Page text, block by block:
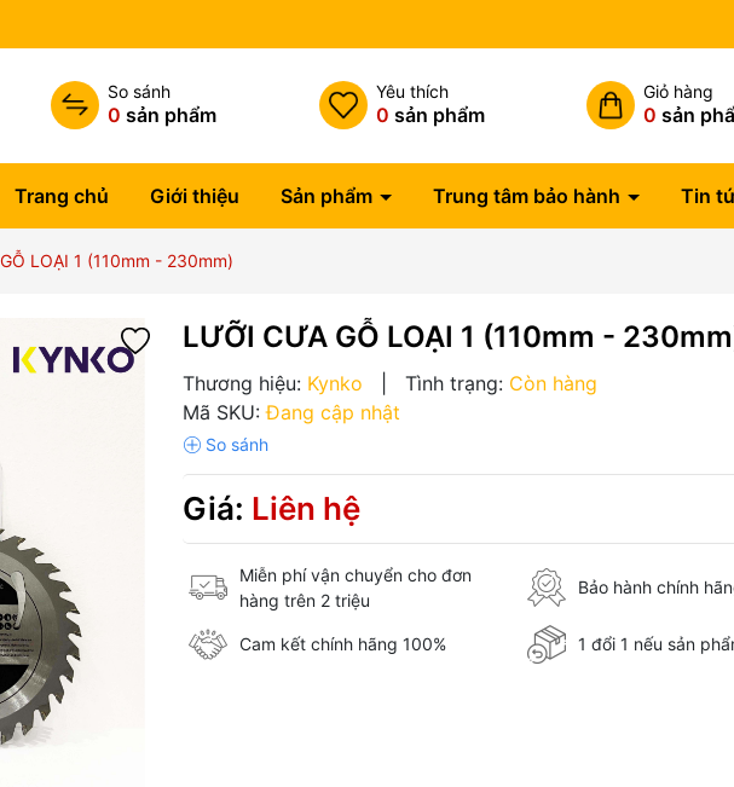
So sánh
0 sản phẩm
Yêu thích
0 sản phẩm
Giỏ hàng
0 sản
Trang chủ Giới thiệu Sản phẩm Trung tâm bảo hành Tin
LOẠI 1 (110mm - 230mm)
LƯỠI CƯA GỖ LOẠI 1 (110mm -
Thương hiệu: Kynko Tình trạng: Còn hàng
Mã SKU: Đang cập nhật
Giá: Liên hệ
Miễn phí vận chuyển cho đơn
hàng trên 2 triệu
Bảo hành chính
Cam kết chính hãng 100% 1 đổi 1 nếu sản